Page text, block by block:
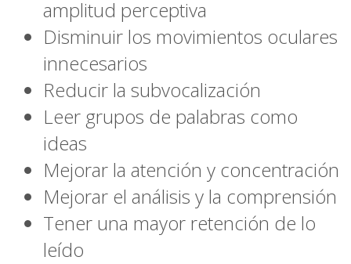
amplitud perceptiva
Disminuir los movimientos oculares
innecesarios
Reducir la subvocalización
Leer grupos de palabras como
ideas
Mejorar la atención y concentración
Mejorar el análisis y la comprensión
Tener una mayor retención de lo
leído